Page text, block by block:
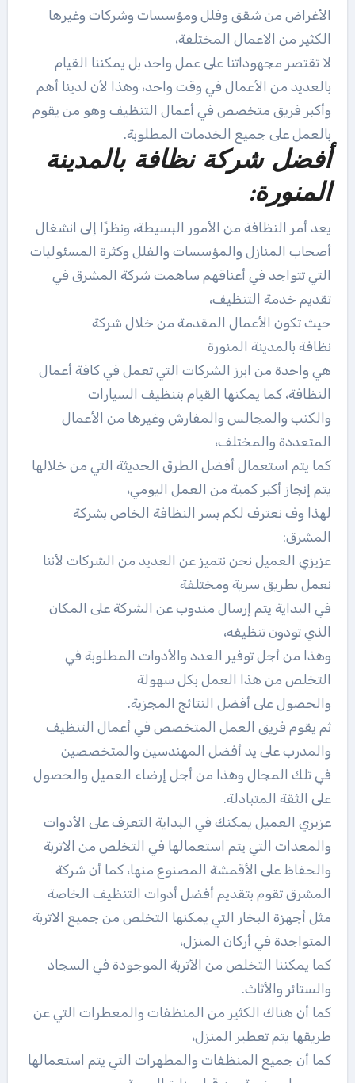
الأغراض من شقق وفلل ومؤسسات وشركات وغيرها
الكثير من الاعمال المختلفة،
لا تقتصر مجهوداتنا على عمل واحد بل يمكننا القيام
بالعديد من الأعمال في وقت واحد، وهذا لأن لدينا أهم
وأكبر فريق متخصص في أعمال التنظيف وهو من يقوم
بالعمل على جميع الخدمات المطلوبة.
أفضل شركة نظافة بالمدينة
المنورة:
يعد أمر النظافة من الأمور البسيطة، ونظرًا إلى انشغال
أصحاب المنازل والمؤسسات والفلل وكثرة المسئوليات
التي تتواجد في أعناقهم ساهمت شركة المشرق في
تقديم خدمة التنظيف،
حيث تكون الأعمال المقدمة من خلال شركة
نظافة بالمدينة المنورة
هي واحدة من ابرز الشركات التي تعمل في كافة أعمال
النظافة، كما يمكنها القيام بتنظيف السيارات
والكنب والمجالس والمفارش وغيرها من الأعمال
المتعددة والمختلف،
كما يتم استعمال أفضل الطرق الحديثة التي من خلالها
يتم إنجاز أكبر كمية من العمل اليومي،
لهذا وف نعترف لكم بسر النظافة الخاص بشركة
المشرق:
عزيزي العميل نحن نتميز عن العديد من الشركات لأننا
نعمل بطريق سرية ومختلفة
في البداية يتم إرسال مندوب عن الشركة على المكان
الذي تودون تنظيفه،
وهذا من أجل توفير العدد والأدوات المطلوبة في
التخلص من هذا العمل بكل سهولة
والحصول على أفضل النتائج المجزية.
ثم يقوم فريق العمل المتخصص في أعمال التنظيف
والمدرب على يد أفضل المهندسين والمتخصصين
في تلك المجال وهذا من أجل إرضاء العميل والحصول
على الثقة المتبادلة.
عزيزي العميل يمكنك في البداية التعرف على الأدوات
والمعدات التي يتم استعمالها في التخلص من الاتربة
والحفاظ على الأقمشة المصنوع منها، كما أن شركة
المشرق تقوم بتقديم أفضل أدوات التنظيف الخاصة
مثل أجهزة البخار التي يمكنها التخلص من جميع الاتربة
المتواجدة في أركان المنزل،
كما يمكننا التخلص من الأتربة الموجودة في السجاد
والستائر والأثاث.
كما أن هناك الكثير من المنظفات والمعطرات التي عن
طريقها يتم تعطير المنزل،
كما أن جميع المنظفات والمطهرات التي يتم استعمالها